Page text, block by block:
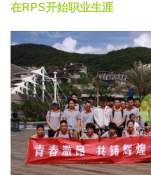
在RPS开始职业生涯